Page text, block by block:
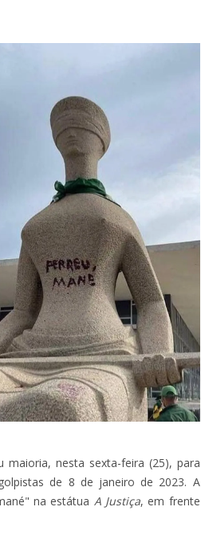
maioria, nesta sexta-feira (25), para
de 8 de janeiro de 2023. A
na estátua A Justiça, em frente